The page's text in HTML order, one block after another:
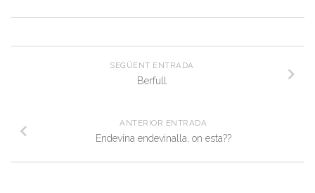
SEGÜENT ENTRADA
Berfull
ANTERIOR ENTRADA
Endevina endevinalla, on esta??